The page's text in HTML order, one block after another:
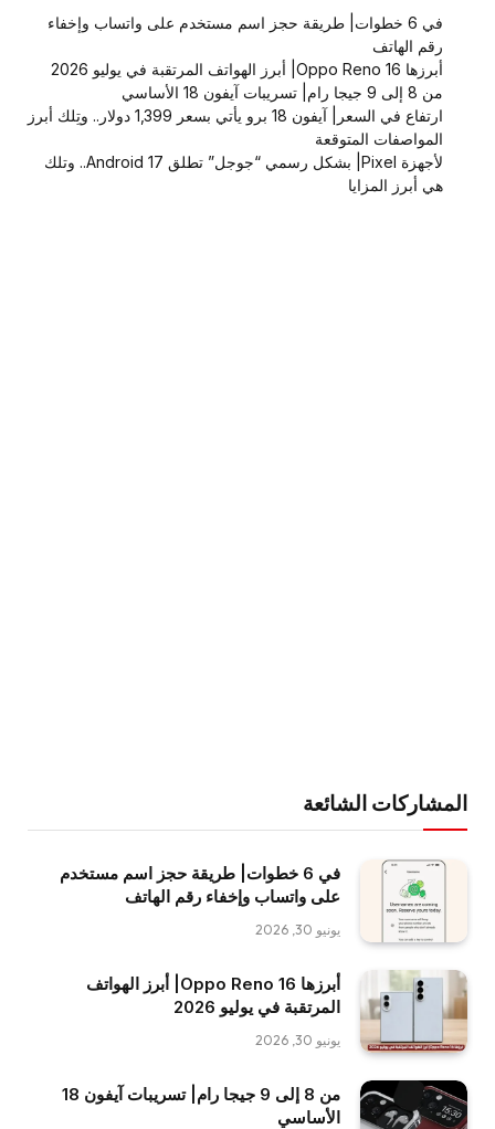
في 6 خطوات| طريقة حجز اسم مستخدم على واتساب وإخفاء
رقم الهاتف
أبرزها Oppo Reno 16| أبرز الهواتف المرتقبة في يوليو 2026
من 8 إلى 9 جيجا رام| تسريبات آيفون 18 الأساسي
ارتفاع في السعر| آيفون 18 برو يأتي بسعر 1,399 دولار.. وتِلك أبرز
المواصفات المتوقعة
لأجهزة Pixel| بشكل رسمي “جوجل” تطلق Android 17.. وتلك
هي أبرز المزايا
المشاركات الشائعة
في 6 خطوات| طريقة حجز اسم مستخدم
على واتساب وإخفاء رقم الهاتف
يونيو 30, 2026
أبرزها Oppo Reno 16| أبرز الهواتف
المرتقبة في يوليو 2026
يونيو 30, 2026
من 8 إلى 9 جيجا رام| تسريبات آيفون 18
الأساسي